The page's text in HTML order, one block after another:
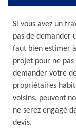
Si vous avez un
pas de demander
faut bien estimer
projet pour ne pas
demander votre
propriétaires
voisins, peuvent
ne serez engagé
devis.